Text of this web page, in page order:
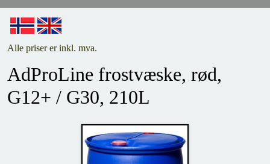
Alle priser er inkl. mva.
AdProLine frostvæske, rød,
G12+ / G30, 210L